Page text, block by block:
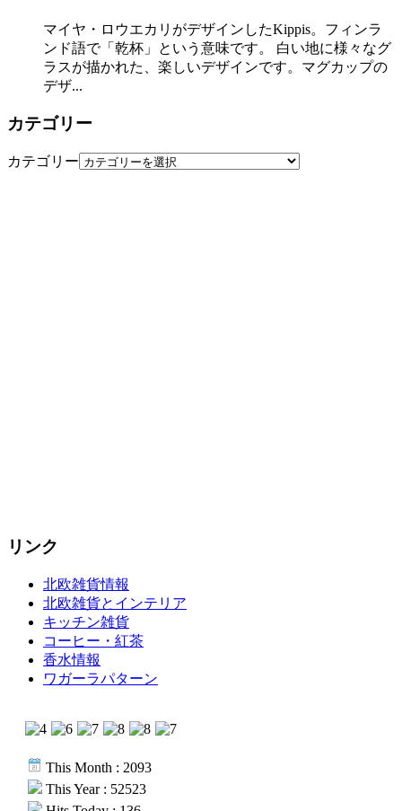
マイヤ・ロウエカリがデザインしたKippis。フィンラ
ンド語で「乾杯」という意味です。 白い地に様々なグ
ラスが描かれた、楽しいデザインです。マグカップの
デザ...
カテゴリー
カテゴリー
リンク
北欧雑貨情報
北欧雑貨とインテリア
キッチン雑貨
コーヒー・紅茶
香水情報
ワガーラパターン
This Month : 2093
This Year : 52523